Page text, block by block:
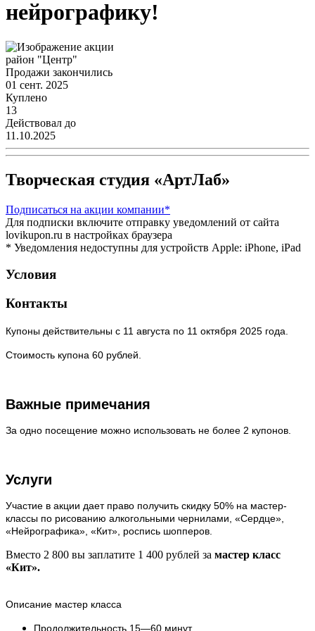
нейрографику!
район "Центр"
Продажи закончились
01 сент. 2025
Куплено
13
Действовал до
11.10.2025
Творческая студия «АртЛаб»
Подписаться на акции компании*
Для подписки включите отправку уведомлений от сайта
lovikupon.ru в настройках браузера
* Уведомления недоступны для устройств Apple: iPhone, iPad
Условия
Контакты
Купоны действительны с 11 августа по 11 октября 2025 года.
Стоимость купона 60 рублей.
Важные примечания
За одно посещение можно использовать не более 2 купонов.
Услуги
Участие в акции дает право получить скидку 50% на мастер-
классы по рисованию алкогольными чернилами, «Сердце»,
«Нейрографика», «Кит», роспись шопперов.
Вместо 2 800 вы заплатите 1 400 рублей за мастер класс
«Кит».
Описание мастер класса
Продолжительность 15—60 минут.